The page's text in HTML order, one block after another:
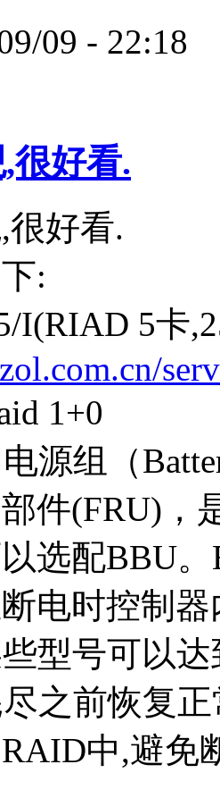
09 - 22:18
很好看.
很好看.
:
I(RIAD 5卡
1+0
源组（
件(FRU)，
选配BBU
电时控制
型号可以
之前恢复
中,避免